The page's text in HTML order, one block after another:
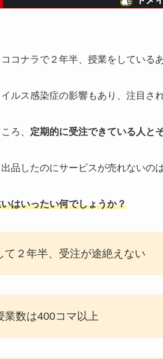
コナラで２年半、授業をしている
ルス感染症の影響もあり、注目さ
ろ、 定期的に受注できている人と
品したのにサービスが売れないの
はいったい何でしょうか？
て２年半、受注が途絶えない
業数は400コマ以上